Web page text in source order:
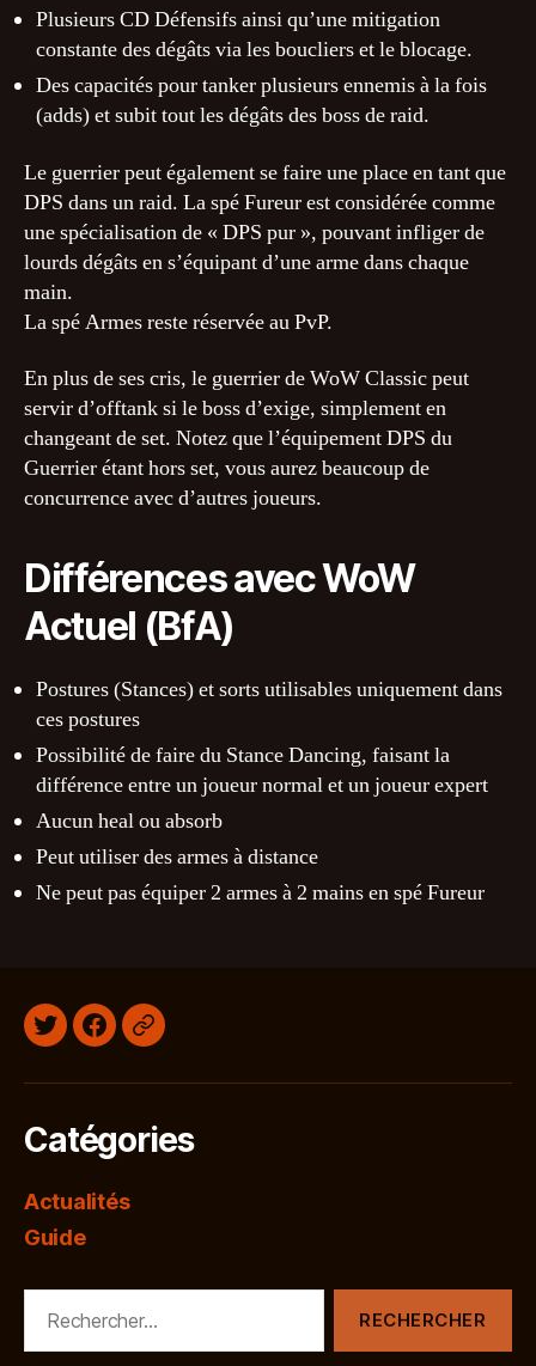
Plusieurs CD Défensifs ainsi qu’une mitigation
constante des dégâts via les boucliers et le blocage.
Des capacités pour tanker plusieurs ennemis à la fois
(adds) et subit tout les dégâts des boss de raid.
Le guerrier peut également se faire une place en tant que
DPS dans un raid. La spé Fureur est considérée comme
une spécialisation de « DPS pur », pouvant infliger de
lourds dégâts en s’équipant d’une arme dans chaque
main.
La spé Armes reste réservée au PvP.
En plus de ses cris, le guerrier de WoW Classic peut
servir d’offtank si le boss d’exige, simplement en
changeant de set. Notez que l’équipement DPS du
Guerrier étant hors set, vous aurez beaucoup de
concurrence avec d’autres joueurs.
Différences avec WoW
Actuel (BfA)
Postures (Stances) et sorts utilisables uniquement dans
ces postures
Possibilité de faire du Stance Dancing, faisant la
différence entre un joueur normal et un joueur expert
Aucun heal ou absorb
Peut utiliser des armes à distance
Ne peut pas équiper 2 armes à 2 mains en spé Fureur
TwitterFacebook
Discord
Catégories
Actualités
Guide